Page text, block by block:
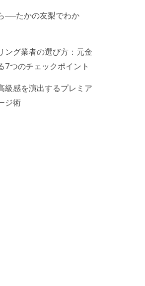
──たかの友梨でわか
ング業者の選び方：元金
7つのチェックポイント
級感を演出するプレミア
ジ術